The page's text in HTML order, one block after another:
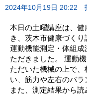
2024年10月19日 20:22
本日の土曜講座は、
き、茨木市健康づくり
運動機能測定・体組
ただきました。 運動
ただいた機械の上で
い、筋力や左右のバラ
また、測定結果から